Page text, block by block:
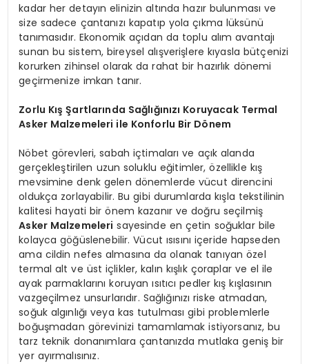
kadar her detayın elinizin altında hazır bulunması ve
size sadece çantanızı kapatıp yola çıkma lüksünü
tanımasıdır. Ekonomik açıdan da toplu alım avantajı
sunan bu sistem, bireysel alışverişlere kıyasla bütçenizi
korurken zihinsel olarak da rahat bir hazırlık dönemi
geçirmenize imkan tanır.
Zorlu Kış Şartlarında Sağlığınızı Koruyacak Termal
Asker Malzemeleri ile Konforlu Bir Dönem
Nöbet görevleri, sabah içtimaları ve açık alanda
gerçekleştirilen uzun soluklu eğitimler, özellikle kış
mevsimine denk gelen dönemlerde vücut direncini
oldukça zorlayabilir. Bu gibi durumlarda kışla tekstilinin
kalitesi hayati bir önem kazanır ve doğru seçilmiş
Asker Malzemeleri sayesinde en çetin soğuklar bile
kolayca göğüslenebilir. Vücut ısısını içeride hapseden
ama cildin nefes almasına da olanak tanıyan özel
termal alt ve üst içlikler, kalın kışlık çoraplar ve el ile
ayak parmaklarını koruyan ısıtıcı pedler kış kışlasının
vazgeçilmez unsurlarıdır. Sağlığınızı riske atmadan,
soğuk algınlığı veya kas tutulması gibi problemlerle
boğuşmadan görevinizi tamamlamak istiyorsanız, bu
tarz teknik donanımlara çantanızda mutlaka geniş bir
yer ayırmalısınız.